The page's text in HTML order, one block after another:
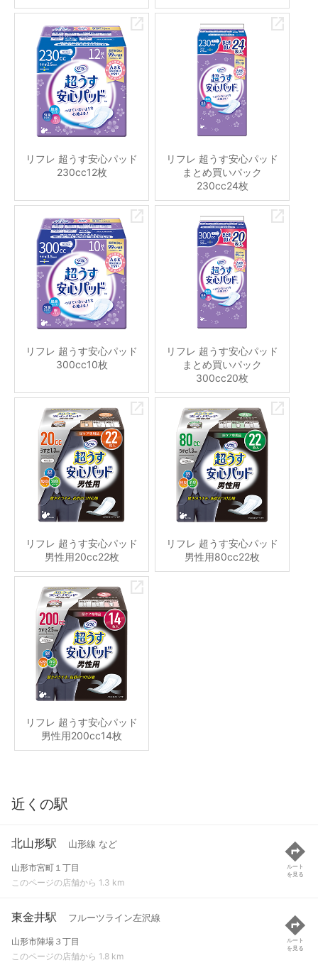
リフレ 超うす安心パッド
230cc12枚
リフレ 超うす安心パッド
まとめ買いパック
230cc24枚
リフレ 超うす安心パッド
300cc10枚
リフレ 超うす安心パッド
まとめ買いパック
300cc20枚
リフレ 超うす安心パッド
男性用20cc22枚
リフレ 超うす安心パッド
男性用80cc22枚
リフレ 超うす安心パッド
男性用200cc14枚
近くの駅
北山形駅 山形線 など
山形市宮町１丁目
このページの店舗から 1.3 km
ルート
を見る
東金井駅 フルーツライン左沢線
山形市陣場３丁目
このページの店舗から 1.8 km
ルート
を見る